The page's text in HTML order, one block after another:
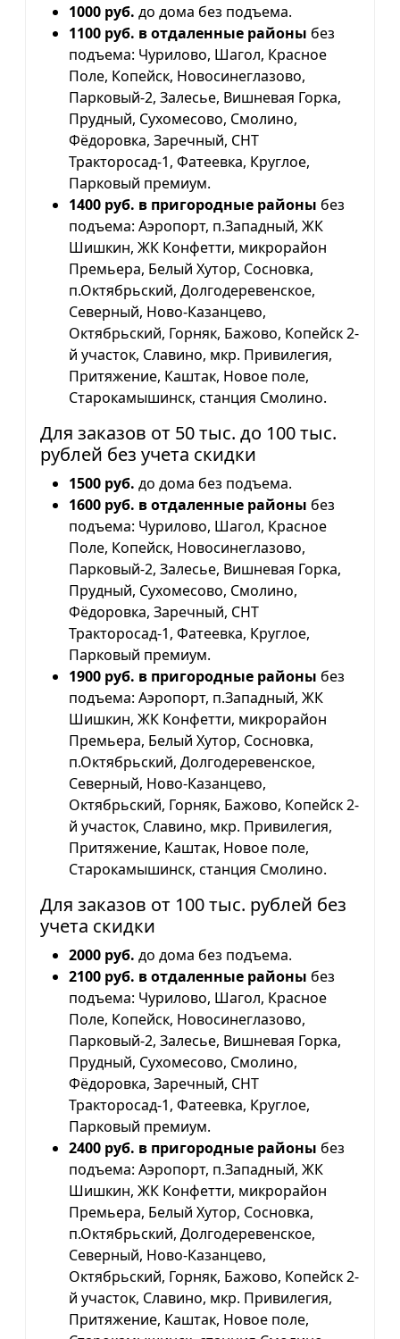
1000 руб. до дома без подъема.
1100 руб. в отдаленные районы без
подъема: Чурилово, Шагол, Красное
Поле, Копейск, Новосинеглазово,
Парковый-2, Залесье, Вишневая Горка,
Прудный, Сухомесово, Смолино,
Фёдоровка, Заречный, СНТ
Тракторосад-1, Фатеевка, Круглое,
Парковый премиум.
1400 руб. в пригородные районы без
подъема: Аэропорт, п.Западный, ЖК
Шишкин, ЖК Конфетти, микрорайон
Премьера, Белый Хутор, Сосновка,
п.Октябрьский, Долгодеревенское,
Северный, Ново-Казанцево,
Октябрьский, Горняк, Бажово, Копейск 2-
й участок, Славино, мкр. Привилегия,
Притяжение, Каштак, Новое поле,
Старокамышинск, станция Смолино.
Для заказов от 50 тыс. до 100 тыс.
рублей без учета скидки
1500 руб. до дома без подъема.
1600 руб. в отдаленные районы без
подъема: Чурилово, Шагол, Красное
Поле, Копейск, Новосинеглазово,
Парковый-2, Залесье, Вишневая Горка,
Прудный, Сухомесово, Смолино,
Фёдоровка, Заречный, СНТ
Тракторосад-1, Фатеевка, Круглое,
Парковый премиум.
1900 руб. в пригородные районы без
подъема: Аэропорт, п.Западный, ЖК
Шишкин, ЖК Конфетти, микрорайон
Премьера, Белый Хутор, Сосновка,
п.Октябрьский, Долгодеревенское,
Северный, Ново-Казанцево,
Октябрьский, Горняк, Бажово, Копейск 2-
й участок, Славино, мкр. Привилегия,
Притяжение, Каштак, Новое поле,
Старокамышинск, станция Смолино.
Для заказов от 100 тыс. рублей без
учета скидки
2000 руб. до дома без подъема.
2100 руб. в отдаленные районы без
подъема: Чурилово, Шагол, Красное
Поле, Копейск, Новосинеглазово,
Парковый-2, Залесье, Вишневая Горка,
Прудный, Сухомесово, Смолино,
Фёдоровка, Заречный, СНТ
Тракторосад-1, Фатеевка, Круглое,
Парковый премиум.
2400 руб. в пригородные районы без
подъема: Аэропорт, п.Западный, ЖК
Шишкин, ЖК Конфетти, микрорайон
Премьера, Белый Хутор, Сосновка,
п.Октябрьский, Долгодеревенское,
Северный, Ново-Казанцево,
Октябрьский, Горняк, Бажово, Копейск 2-
й участок, Славино, мкр. Привилегия,
Притяжение, Каштак, Новое поле,